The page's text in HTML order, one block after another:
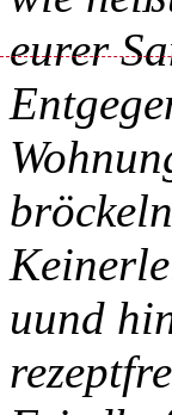
eurer
uund